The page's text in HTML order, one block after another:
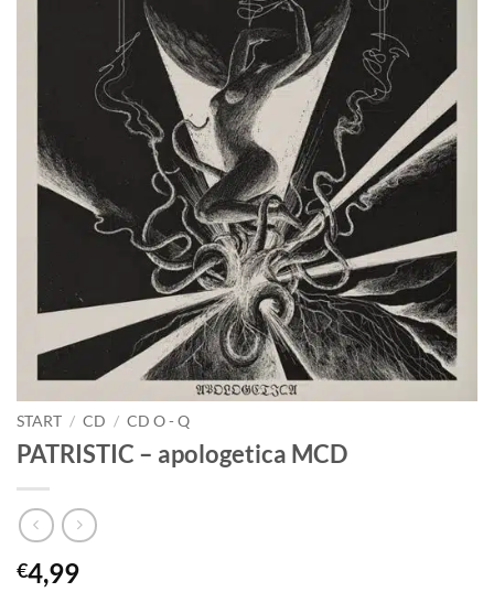
START / CD / CD O - Q
PATRISTIC – apologetica MCD
€4,99